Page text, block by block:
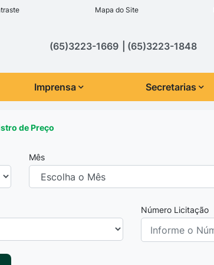
de acessibilidade
Mapa do Site
(65)3223-1669 (65)3223-1848
Imprensa Secretarias
de Preço
Mês
Número Licitação